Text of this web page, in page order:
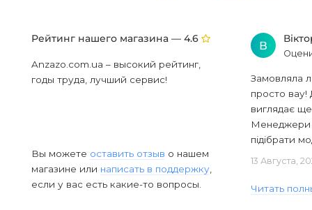
Рейтинг нашего магазина — 4.6
Anzazo.com.ua – высокий рейтинг,
годы труда, лучший сервис!
Вы можете оставить отзыв о нашем
магазине или написать в поддержку
если у вас есть какие-то вопросы.
В
Замовляла
просто вау!
виглядає
Менеджери
підібрати
13 Августа,
Читать